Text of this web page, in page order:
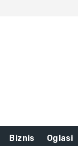
Biznis Oglasi